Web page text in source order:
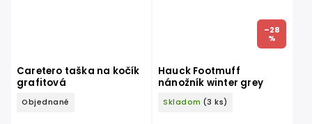
Caretero taška na kočík
grafitová
Objednané
–28
%
Hauck Footmuff
nánožník winter grey
Skladom (3 ks)